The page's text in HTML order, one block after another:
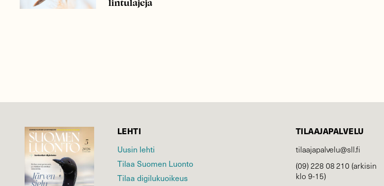
lintulajeja
LEHTI
Uusin lehti
Tilaa Suomen Luonto
Tilaa digilukuoikeus
TILAAJAPALVELU
tilaajapalvelu@sll.fi
(09) 228 08 210 (arkisin
klo 9-15)